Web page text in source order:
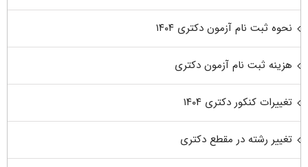
نحوه ثبت نام آزمون دکتری ۱۴۰۴
هزینه ثبت نام آزمون دکتری
تغییرات کنکور دکتری ۱۴۰۴
تغییر رشته در مقطع دکتری